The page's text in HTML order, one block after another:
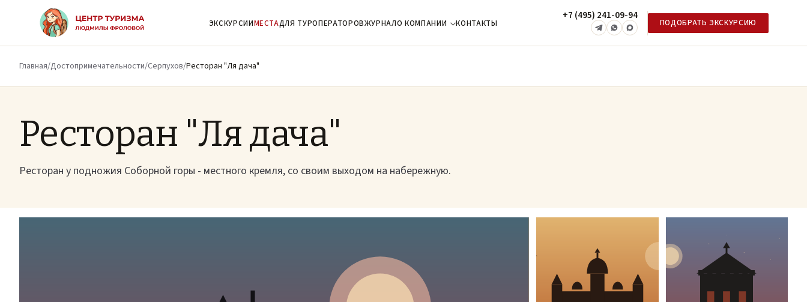
К основному содержимому
ЭКСКУРСИИМЕСТАДЛЯ ТУРОПЕРАТОРОВЖУРНАЛО КОМПАНИИ КОНТАКТЫ
+7 (495) 241-09-94
ПОДОБРАТЬ ЭКСКУРСИЮ
Главная/Достопримечательности/Серпухов/Ресторан "Ля дача"
Ресторан "Ля дача"
Ресторан у подножия Соборной горы - местного кремля, со своим выходом на набережную.